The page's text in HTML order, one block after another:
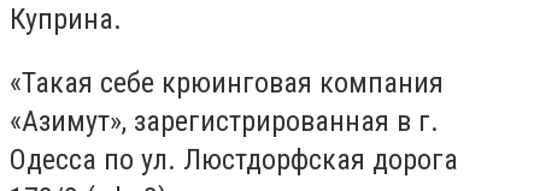
Куприна.
«Такая себе крюинговая компания
«Азимут», зарегистрированная в г.
Одесса по ул. Люстдорфская дорога